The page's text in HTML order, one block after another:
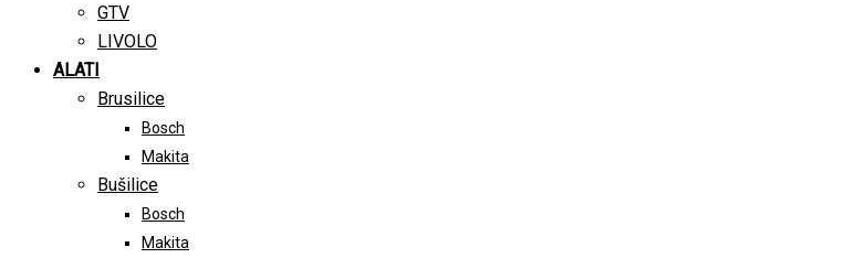
GTV
LIVOLO
ALATI
Brusilice
Bosch
Makita
Bušilice
Bosch
Makita